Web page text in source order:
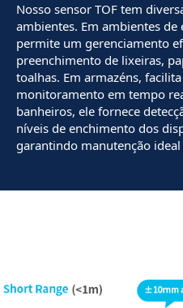
Nosso sensor TOF tem
ambientes. Em ambientes
permite um gerenciamento
preenchimento de lixeiras,
toalhas. Em armazéns,
monitoramento em tempo
banheiros, ele fornece
níveis de enchimento dos
garantindo manutenção